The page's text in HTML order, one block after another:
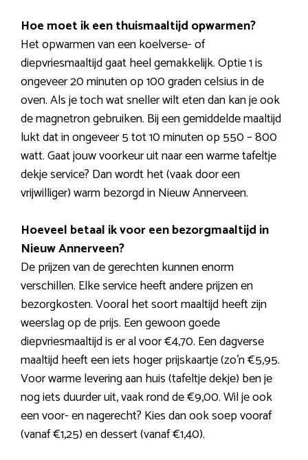
Hoe moet ik een thuismaaltijd opwarmen?
Het opwarmen van een koelverse- of
diepvriesmaaltijd gaat heel gemakkelijk. Optie 1 is
ongeveer 20 minuten op 100 graden celsius in de
oven. Als je toch wat sneller wilt eten dan kan je ook
de magnetron gebruiken. Bij een gemiddelde maaltijd
lukt dat in ongeveer 5 tot 10 minuten op 550 – 800
watt. Gaat jouw voorkeur uit naar een warme tafeltje
dekje service? Dan wordt het (vaak door een
vrijwilliger) warm bezorgd in Nieuw Annerveen.
Hoeveel betaal ik voor een bezorgmaaltijd in
Nieuw Annerveen?
De prijzen van de gerechten kunnen enorm
verschillen. Elke service heeft andere prijzen en
bezorgkosten. Vooral het soort maaltijd heeft zijn
weerslag op de prijs. Een gewoon goede
diepvriesmaaltijd is er al voor €4,70. Een dagverse
maaltijd heeft een iets hoger prijskaartje (zo’n €5,95.
Voor warme levering aan huis (tafeltje dekje) ben je
nog iets duurder uit, vaak rond de €9,00. Wil je ook
een voor- en nagerecht? Kies dan ook soep vooraf
(vanaf €1,25) en dessert (vanaf €1,40).